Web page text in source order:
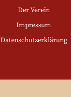
Der Verein
Impressum
Datenschutzerklärung